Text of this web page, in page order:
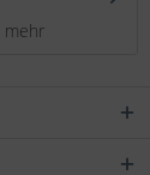
mehr